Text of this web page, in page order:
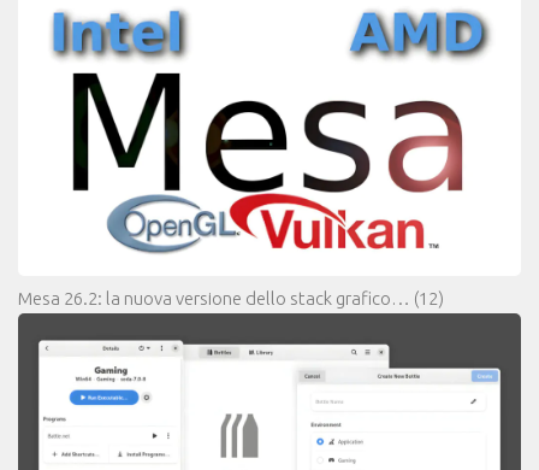
Mesa 26.2: la nuova versione dello stack grafico… (12)